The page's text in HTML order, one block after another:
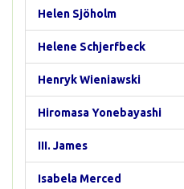
Helen Sjöholm
Helene Schjerfbeck
Henryk Wieniawski
Hiromasa Yonebayashi
III. James
Isabela Merced